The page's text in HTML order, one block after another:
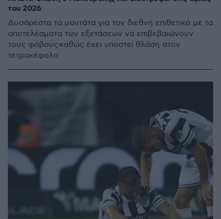
του 2026
Δυσάρεστα τα μαντάτα για τον διεθνή επιθετικό με τα
αποτελέσματα των εξετάσεων να επιβεβαιώνουν
τους φόβους καθώς έχει υποστεί θλάση στον
τετρακέφαλο